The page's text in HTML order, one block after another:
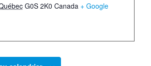
G0S 2K0 Canada + Google